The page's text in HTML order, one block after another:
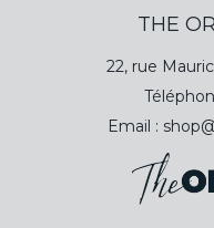
se convertir en
Des conditions
avec ce
contactez-nous !
THE
22, rue
Email :